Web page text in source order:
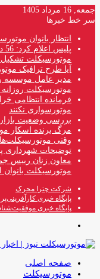
جمعه, 16 مرداد 1405
سر خط خبرها
انتظار بانوان
موتورسیکلت
آیا طرح ترافیک
مدیر عامل موسسه
موتورسیکلت
فرمانده انتظامی
موتورسواری نکنند
بررسی وضعیت
مرگ برنده اسکار
وقتی
توضیحات شهرداری
معاون زنان رییس
موتورسیکلت
شرکت چترا محرک
پایگاه خبری
پایگاه خبری
صفحه اصلی
موتورسیکلت